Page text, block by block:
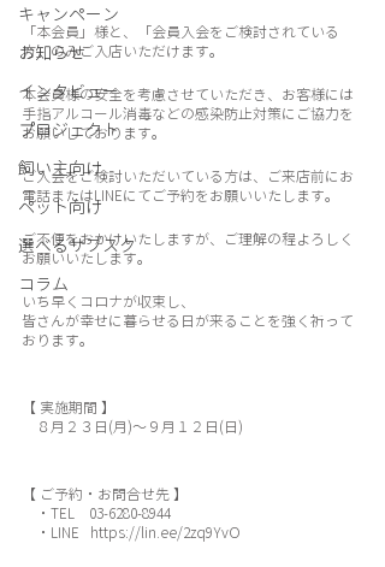
キャンペーン
お知らせ
インタビュー
プロジェクト
飼い主向け
ペット向け
選べるサブスク
コラム
「本会員」様と、「会員入会をご検討されている
方」のみご入店いただけます。
本会員様の安全を考慮させていただき、お客様には
手指アルコール消毒などの感染防止対策にご協力を
お願いしております。
ご入会をご検討いただいている方は、ご来店前にお
電話またはLINEにてご予約をお願いいたします。
ご不便をおかけいたしますが、ご理解の程よろしく
お願いいたします。
いち早くコロナが収束し、
皆さんが幸せに暮らせる日が来ることを強く祈って
おります。
【 実施期間 】
８月２３日(月)〜９月１２日(日)
【 ご予約・お問合せ先 】
・TEL    03-6280-8944
・LINE   https://lin.ee/2zq9YvO